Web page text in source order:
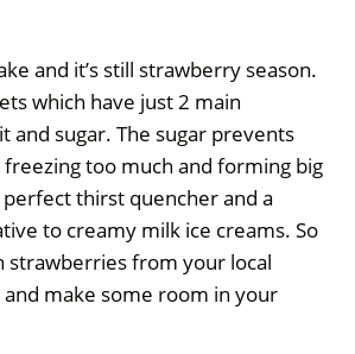
and it’s still strawberry season.
which have just 2 main
and sugar. The sugar prevents
too much and forming big
perfect thirst quencher and a
to creamy milk ice creams. So
strawberries from your local
make some room in your